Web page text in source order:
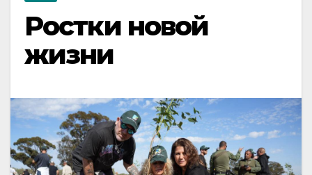
Ростки новой
жизни